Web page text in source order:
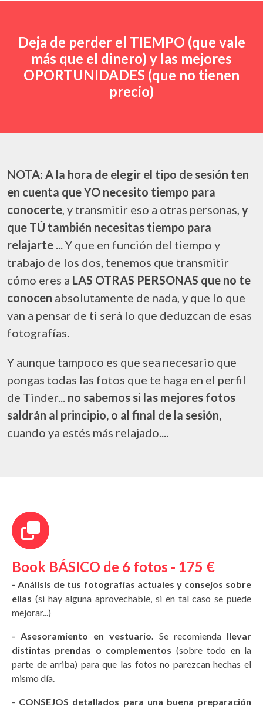
Deja de perder el TIEMPO (que vale
más que el dinero) y las mejores
OPORTUNIDADES (que no tienen
precio)
NOTA: A la hora de elegir el tipo de sesión ten
en cuenta que YO necesito tiempo para
conocerte , y transmitir eso a otras personas, y
que TÚ también necesitas tiempo para
relajarte ... Y que en función del tiempo y
trabajo de los dos, tenemos que transmitir
cómo eres a LAS OTRAS PERSONAS que no te
conocen absolutamente de nada, y que lo que
van a pensar de ti será lo que deduzcan de esas
fotografías.
Y aunque tampoco es que sea necesario que
pongas todas las fotos que te haga en el perfil
de Tinder...
no sabemos si las mejores fotos
saldrán al principio, o al final de la sesión,
cuando ya estés más relajado....
Book BÁSICO de 6 fotos - 175 €
- Análisis de tus fotografías actuales y consejos sobre
ellas (si hay alguna aprovechable, si en tal caso se puede
mejorar...)
- Asesoramiento en vestuario. Se recomienda llevar
distintas prendas o complementos (sobre todo en la
parte de arriba) para que las fotos no parezcan hechas el
mismo día.
- CONSEJOS detallados para una buena preparación